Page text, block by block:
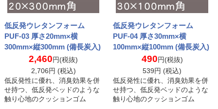
低反発ウレタンフォーム
PUF-03 厚さ20mm×横
300mm×縦300mm (備長炭入)
2,460円(税抜)
2,706円 (税込)
低反発性に優れ、消臭効果を併
せ持つ、低反発ベッドのような
触り心地のクッションゴム
低反発ウレタンフォーム
PUF-04 厚さ30mm×横
100mm×縦100mm (備長炭入)
490円(税抜)
539円 (税込)
低反発性に優れ、消臭効果を併
せ持つ、低反発ベッドのような
触り心地のクッションゴム